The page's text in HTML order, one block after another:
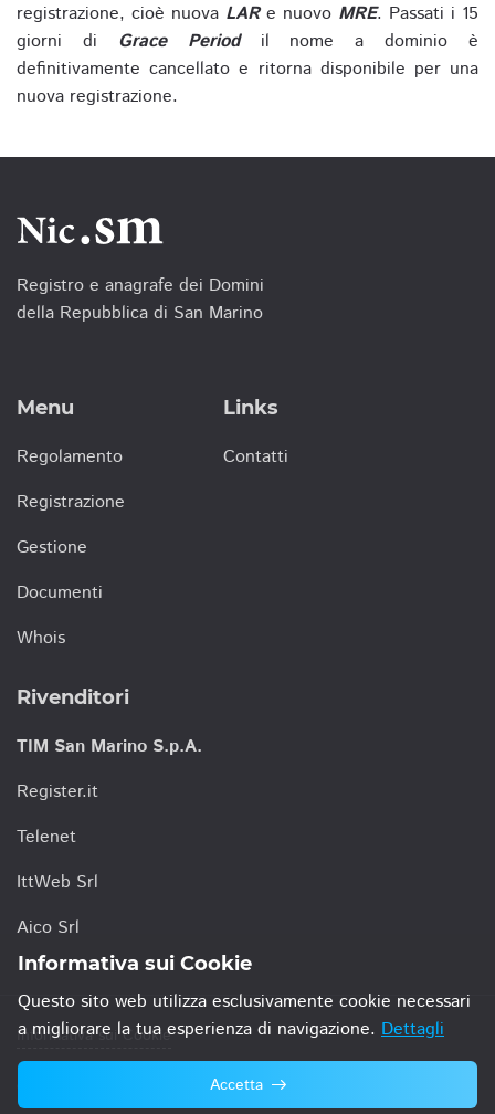
registrazione, cioè nuova LARe nuovo MRE. Passati i 15
giorni di Grace Periodil nome a dominio è
definitivamente cancellato e ritorna disponibile per una
nuova registrazione.
Registro e anagrafe dei Domini
della Repubblica di San Marino
Menu
Regolamento
Registrazione
Gestione
Documenti
Whois
Links
Contatti
Rivenditori
TIM San Marino S.p.A.
Register.it
Telenet
IttWeb Srl
Aico Srl
Informativa sui Cookie
© 2021 TIM San Marino S.p.A.
Informativa sui Cookie
Questo sito web utilizza esclusivamente cookie necessari
a migliorare la tua esperienza di navigazione. Dettagli
Accetta